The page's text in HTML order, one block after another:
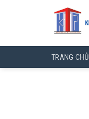
TRANG CHỦ